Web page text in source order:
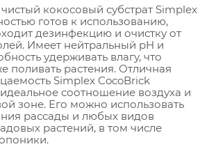
кокосовый субстрат Simplex
готов к использованию,
дезинфекцию и очистку от
Имеет нейтральный pH и
удерживать влагу, что
поливать растения. Отличная
Simplex CocoBrick
соотношение воздуха и
зоне. Его можно использовать
рассады и любых видов
растений, в том числе